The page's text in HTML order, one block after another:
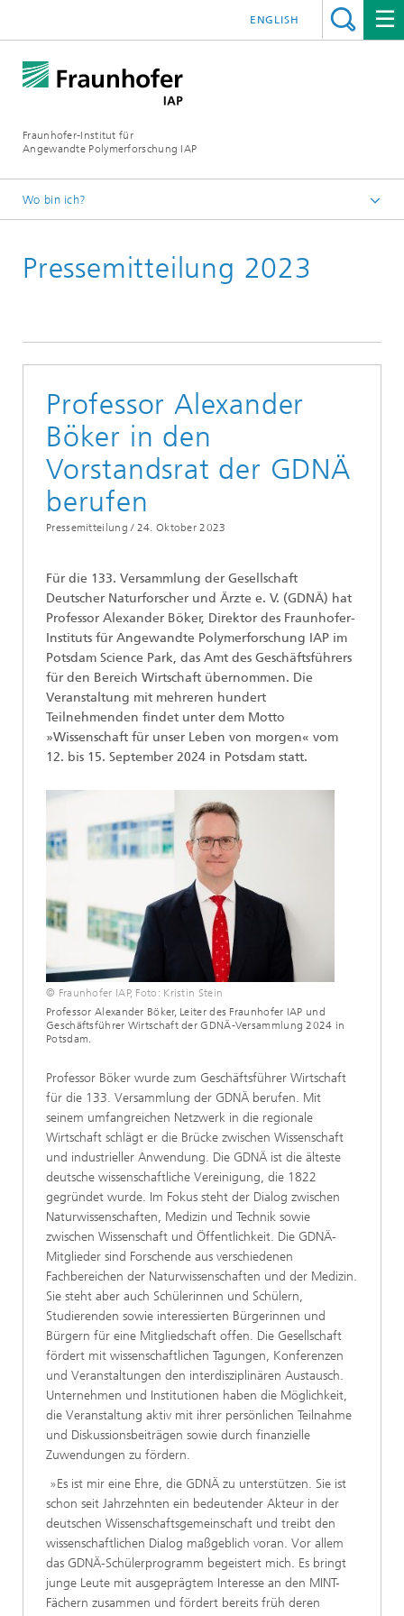
Fraunhofer-Institut für
Angewandte Polymerforschung IAP
ENGLISH
Wo bin ich?
Presse | Medien
Pressemitteilung 2023
Professor Alexander
Böker in den
Vorstandsrat der GDNÄ
berufen
Pressemitteilung / 24. Oktober 2023
Für die 133. Versammlung der Gesellschaft
Deutscher Naturforscher und Ärzte e. V. (GDNÄ) hat
Professor Alexander Böker, Direktor des Fraunhofer-
Instituts für Angewandte Polymerforschung IAP im
Potsdam Science Park, das Amt des Geschäftsführers
für den Bereich Wirtschaft übernommen. Die
Veranstaltung mit mehreren hundert
Teilnehmenden findet unter dem Motto
»Wissenschaft für unser Leben von morgen« vom
12. bis 15. September 2024 in Potsdam statt.
© Fraunhofer IAP, Foto: Kristin Stein
Professor Alexander Böker, Leiter des Fraunhofer IAP und
Geschäftsführer Wirtschaft der GDNÄ-Versammlung 2024 in
Potsdam.
Professor Böker wurde zum Geschäftsführer Wirtschaft
für die 133. Versammlung der GDNÄ berufen. Mit
seinem umfangreichen Netzwerk in die regionale
Wirtschaft schlägt er die Brücke zwischen Wissenschaft
und industrieller Anwendung. Die GDNÄ ist die älteste
deutsche wissenschaftliche Vereinigung, die 1822
gegründet wurde. Im Fokus steht der Dialog zwischen
Naturwissenschaften, Medizin und Technik sowie
zwischen Wissenschaft und Öffentlichkeit. Die GDNÄ-
Mitglieder sind Forschende aus verschiedenen
Fachbereichen der Naturwissenschaften und der Medizin.
Sie steht aber auch Schülerinnen und Schülern,
Studierenden sowie interessierten Bürgerinnen und
Bürgern für eine Mitgliedschaft offen. Die Gesellschaft
fördert mit wissenschaftlichen Tagungen, Konferenzen
und Veranstaltungen den interdisziplinären Austausch.
Unternehmen und Institutionen haben die Möglichkeit,
die Veranstaltung aktiv mit ihrer persönlichen Teilnahme
und Diskussionsbeiträgen sowie durch finanzielle
Zuwendungen zu fördern.
»Es ist mir eine Ehre, die GDNÄ zu unterstützen. Sie ist
schon seit Jahrzehnten ein bedeutender Akteur in der
deutschen Wissenschaftsgemeinschaft und treibt den
wissenschaftlichen Dialog maßgeblich voran. Vor allem
das GDNÄ-Schülerprogramm begeistert mich. Es bringt
junge Leute mit ausgeprägtem Interesse an den MINT-
Fächern zusammen und fördert bereits früh deren